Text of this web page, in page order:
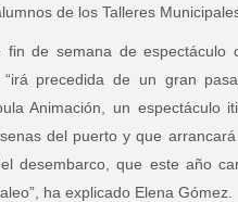
de los Talleres
de semana de espectáculo
precedida de un gran
Animación, un
del puerto y que
desembarco, que este año
ha explicado Elena Gómez.